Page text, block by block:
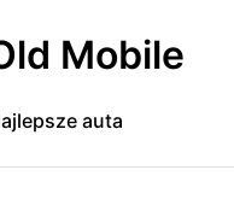
Mobile
auta